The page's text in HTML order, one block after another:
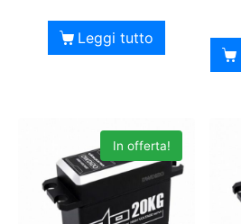
Leggi tutto
In offerta!